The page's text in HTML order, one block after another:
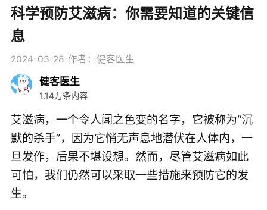
科学预防艾滋病：你需要知道的关键信
息
2024-03-28 作者：健客医生
健客医生
1.14万条内容
艾滋病，一个令人闻之色变的名字，它被称为“沉
默的杀手”，因为它悄无声息地潜伏在人体内，一
旦发作，后果不堪设想。然而，尽管艾滋病如此
可怕，我们仍然可以采取一些措施来预防它的发
生。